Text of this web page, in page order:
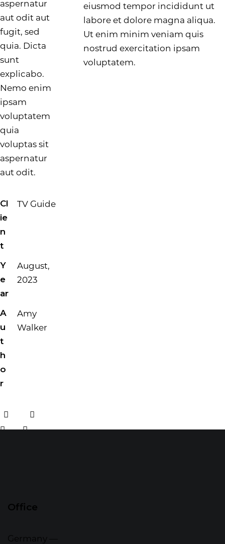
aspernatur
aut odit aut
fugit, sed
quia. Dicta
sunt
explicabo.
Nemo enim
ipsam
voluptatem
quia
voluptas sit
aspernatur
aut odit.
Cl
ie
n
t
TV Guide
Y
e
ar
August,
2023
A
u
t
h
o
r
Amy
Walker
eiusmod tempor incididunt ut
labore et dolore magna aliqua.
Ut enim minim veniam quis
nostrud exercitation ipsam
voluptatem.
Office
Germany —